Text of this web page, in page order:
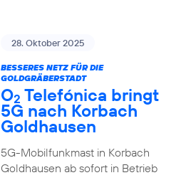
28. Oktober 2025
BESSERES NETZ FÜR DIE
GOLDGRÄBERSTADT
O2 Telefónica bringt
5G nach Korbach
Goldhausen
5G-Mobilfunkmast in Korbach
Goldhausen ab sofort in Betrieb